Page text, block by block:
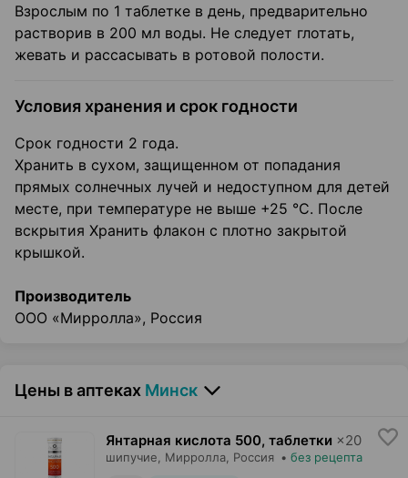
Взрослым по 1 таблетке в день, предварительно
растворив в 200 мл воды. Не следует глотать,
жевать и рассасывать в ротовой полости.
Условия хранения и срок годности
Срок годности 2 года.
Хранить в сухом, защищенном от попадания
прямых солнечных лучей и недоступном для детей
месте, при температуре не выше +25 °С. После
вскрытия Хранить флакон с плотно закрытой
крышкой.
Производитель
ООО «Мирролла», Россия
Цены в аптеках Минск
Янтарная кислота 500, таблетки ×20
шипучие, Мирролла, Россия • без рецепта